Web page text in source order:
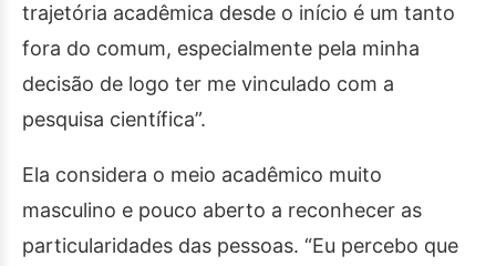
trajetória acadêmica desde o início é um tanto
fora do comum, especialmente pela minha
decisão de logo ter me vinculado com a
pesquisa científica”.
Ela considera o meio acadêmico muito
masculino e pouco aberto a reconhecer as
particularidades das pessoas. “Eu percebo que